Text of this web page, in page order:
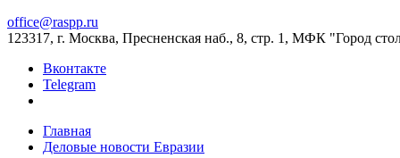
office@raspp.ru
123317, г. Москва, Пресненская наб., 8, стр. 1, МФК "Город
Вконтакте
Telegram
Главная
Деловые новости Евразии